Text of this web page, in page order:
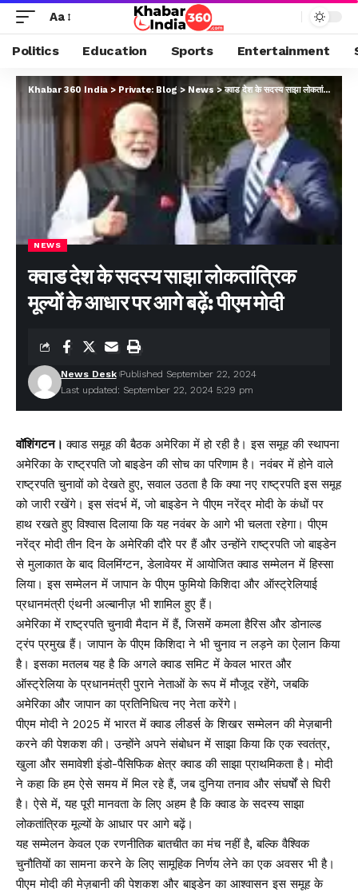
Aa
Politics Education Sports Entertainment
Khabar 360 India > Private: Blog > News>क्वाड देश के सदस्य साझा लोकतांत्रिक मूल्यों के आधार पर आगे बढ़ें: पीएम मोदी
NEWS
क्वाड देश के सदस्य साझा लोकतांत्रिक
मूल्यों के आधार पर आगे बढ़ें: पीएम मोदी
Last updated: September 22, 2024 5:29 pm
News Desk Published September 22, 2024
वॉशिंगटन।क्वाड समूह की बैठक अमेरिका में हो रही है। इस समूह की स्थापना
अमेरिका के राष्ट्रपति जो बाइडेन की सोच का परिणाम है। नवंबर में होने वाले
राष्ट्रपति चुनावों को देखते हुए, सवाल उठता है कि क्या नए राष्ट्रपति इस समूह
को जारी रखेंगे। इस संदर्भ में, जो बाइडेन ने पीएम नरेंद्र मोदी के कंधों पर
हाथ रखते हुए विश्वास दिलाया कि यह नवंबर के आगे भी चलता रहेगा। पीएम
नरेंद्र मोदी तीन दिन के अमेरिकी दौरे पर हैं और उन्होंने राष्ट्रपति जो बाइडेन
से मुलाकात के बाद विलमिंग्टन, डेलावेयर में आयोजित क्वाड सम्मेलन में हिस्सा
लिया। इस सम्मेलन में जापान के पीएम फुमियो किशिदा और ऑस्ट्रेलियाई
प्रधानमंत्री एंथनी अल्बानीज़ भी शामिल हुए हैं।
अमेरिका में राष्ट्रपति चुनावी मैदान में हैं, जिसमें कमला हैरिस और डोनाल्ड
ट्रंप प्रमुख हैं। जापान के पीएम किशिदा ने भी चुनाव न लड़ने का ऐलान किया
है। इसका मतलब यह है कि अगले क्वाड समिट में केवल भारत और
ऑस्ट्रेलिया के प्रधानमंत्री पुराने नेताओं के रूप में मौजूद रहेंगे, जबकि
अमेरिका और जापान का प्रतिनिधित्व नए नेता करेंगे।
पीएम मोदी ने 2025 में भारत में क्वाड लीडर्स के शिखर सम्मेलन की मेज़बानी
करने की पेशकश की। उन्होंने अपने संबोधन में साझा किया कि एक स्वतंत्र,
खुला और समावेशी इंडो-पैसिफिक क्षेत्र क्वाड की साझा प्राथमिकता है। मोदी
ने कहा कि हम ऐसे समय में मिल रहे हैं, जब दुनिया तनाव और संघर्षों से घिरी
है। ऐसे में, यह पूरी मानवता के लिए अहम है कि क्वाड के सदस्य साझा
लोकतांत्रिक मूल्यों के आधार पर आगे बढ़ें।
यह सम्मेलन केवल एक रणनीतिक बातचीत का मंच नहीं है, बल्कि वैश्विक
चुनौतियों का सामना करने के लिए सामूहिक निर्णय लेने का एक अवसर भी है।
पीएम मोदी की मेज़बानी की पेशकश और बाइडेन का आश्वासन इस समूह के